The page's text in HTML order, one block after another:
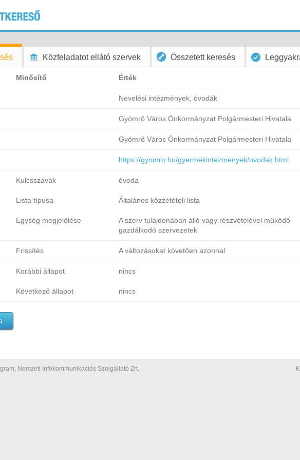
Közfeladatot ellátó szervek Összetett keresés
Minősítő Érték
Nevelési intézmények, óvodák
Gyömrő Város Önkormányzat Polgármesteri Hivatala
Gyömrő Város Önkormányzat Polgármesteri Hivatala
https://gyomro.hu/gyermekintezmenyek/ovodak.html
Kulcsszavak óvoda
Lista típusa Általános közzétételi lista
Egység megjelölése
A szerv tulajdonában álló vagy részvételével működő
gazdálkodó szervezetek
Frissítés A változásokat követően azonnal
Korábbi állapot nincs
Következő állapot nincs
Nemzeti Infokommunikációs Szolgáltató Zrt.